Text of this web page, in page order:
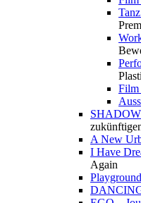
Film
A New
I Have
Again